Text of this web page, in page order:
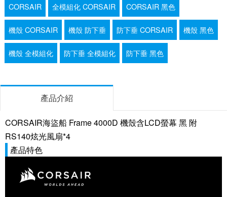
CORSAIR
全模組化 CORSAIR CORSAIR 黑色
機殼 CORSAIR 機殼 防下垂 防下垂 CORSAIR 機殼 黑色
機殼 全模組化 防下垂 全模組化 防下垂 黑色
產品介紹
CORSAIR海盜船 Frame 4000D 機殼含LCD螢幕 黑 附
RS140炫光風扇*4
產品特色